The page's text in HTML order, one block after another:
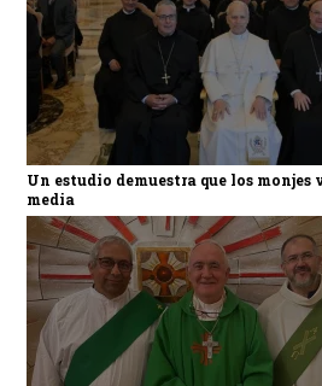
Un estudio demuestra que los monjes
media